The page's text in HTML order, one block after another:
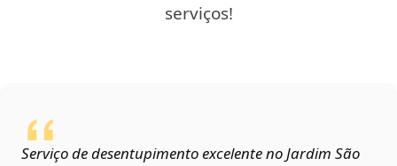
serviços!
Serviço de desentupimento excelente no Jardim São